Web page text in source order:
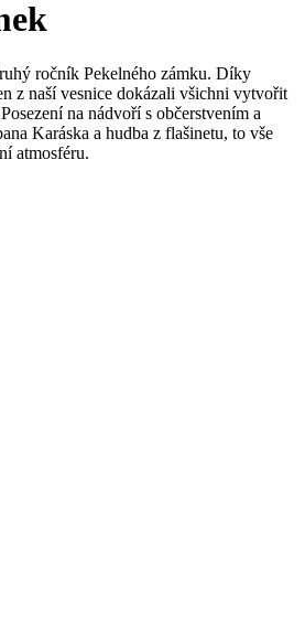
ročník Pekelného zámku. Díky
z naší vesnice dokázali všichni vytvořit
na nádvoří s občerstvením a
Karáska a hudba z flašinetu, to vše
atmosféru.